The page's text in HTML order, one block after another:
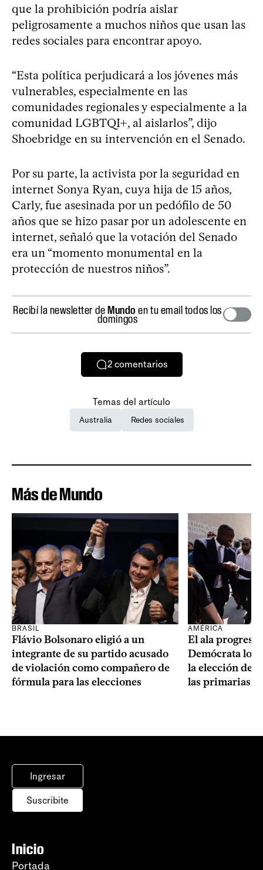
que la prohibición podría aislar
peligrosamente a muchos niños que usan las
redes sociales para encontrar apoyo.
“Esta política perjudicará a los jóvenes más
vulnerables, especialmente en las
comunidades regionales y especialmente a la
comunidad LGBTQI+, al aislarlos”, dijo
Shoebridge en su intervención en el Senado.
Por su parte, la activista por la seguridad en
internet Sonya Ryan, cuya hija de 15 años,
Carly, fue asesinada por un pedófilo de 50
años que se hizo pasar por un adolescente en
internet, señaló que la votación del Senado
era un “momento monumental en la
protección de nuestros niños”.
Recibí la newsletter deMundo en tu email todos los
domingos
2 comentarios
Temas del artículo
Australia Redes sociales
Más de Mundo
BRASIL
Flávio Bolsonaro eligió a un
integrante de su partido acusado
de violación como compañero de
fórmula para las elecciones
AMÉRICA
El ala
Demócrata
la elección de
las primarias
Ingresar
Suscribite
Inicio
Portada